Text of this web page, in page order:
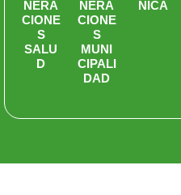
NERA
CIONE
S
SALU
D
NERA
CIONE
S
MUNI
CIPALI
DAD
NICA